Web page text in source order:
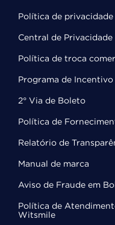
Política de privacidade
Central de Privacidade
Política de troca
Programa de Incentivo
2° Via de Boleto
Política de
Relatório de
Manual de marca
Aviso de Fraude em
Política de
Witsmile